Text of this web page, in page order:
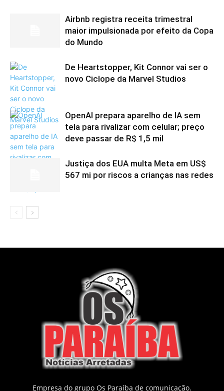
Airbnb registra receita trimestral
maior impulsionada por efeito da Copa
do Mundo
De Heartstopper, Kit Connor vai ser o
novo Ciclope da Marvel Studios
OpenAI prepara aparelho de IA sem
tela para rivalizar com celular; preço
deve passar de R$ 1,5 mil
Justiça dos EUA multa Meta em US$
567 mi por riscos a crianças nas redes
Empresa do grupo Os Paraíba de comunicação.